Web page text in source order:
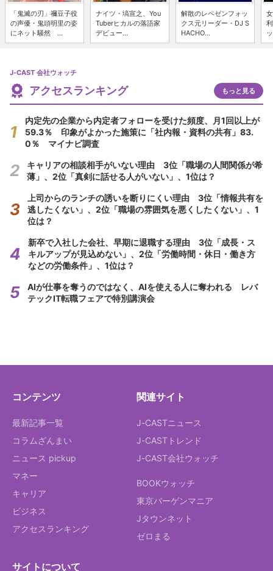
「鬼滅の刃」禰豆子役
の声優・鬼頭明里の姿
にネット騒然 ...
ナイツ・塙宣之、You
Tuberヒカルの落語家
デビュー...
解散のレペゼンフォッ
クス元リーダー・DJ S
HACHO...
J-CAST 会社ウォッチ
アクセスランキング もっと見る
内定先の企業から内定者フォローを受けた頻度、月1回以上が
59.3％ 印象がよかった施策に「社内報・資料の共有」83.
0％ マイナビ調査
キャリアの相談相手がいない理由 3位「職場の人間関係が希
薄」、2位「真剣に話せる人がいない」、1位は？
上司からのランチの誘いを断りにくい理由 3位「情報共有を
逃したくない」、2位「職場の雰囲気を悪くしたくない」、1
位は？
新卒で入社した会社、早期に退職する理由 3位「成長・ス
キルアップが見込めない」、2位「労働時間・休日・働き方
などの労働条件」、1位は？
AIが仕事を奪うのではなく、AIを使える人に奪われる レバ
テックIT転職フェアで特別講演会
コンテンツ
最新記事一覧
コラムざんまい
ニュース pickup
マネー
キャリア
ビジネス
アクセスランキング
関連サイト
J-CASTニュース
J-CASTトレンド
J-CAST会社ウォッチ
BOOKウォッチ
東京バーゲンマニア
Jタウンネット
ゼロまる
サイトについて